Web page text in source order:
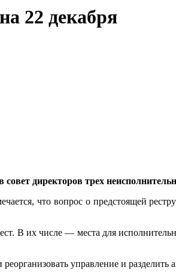
22 декабря
директоров трех
что вопрос о предстоящей
В их числе — места для
управление и разделить